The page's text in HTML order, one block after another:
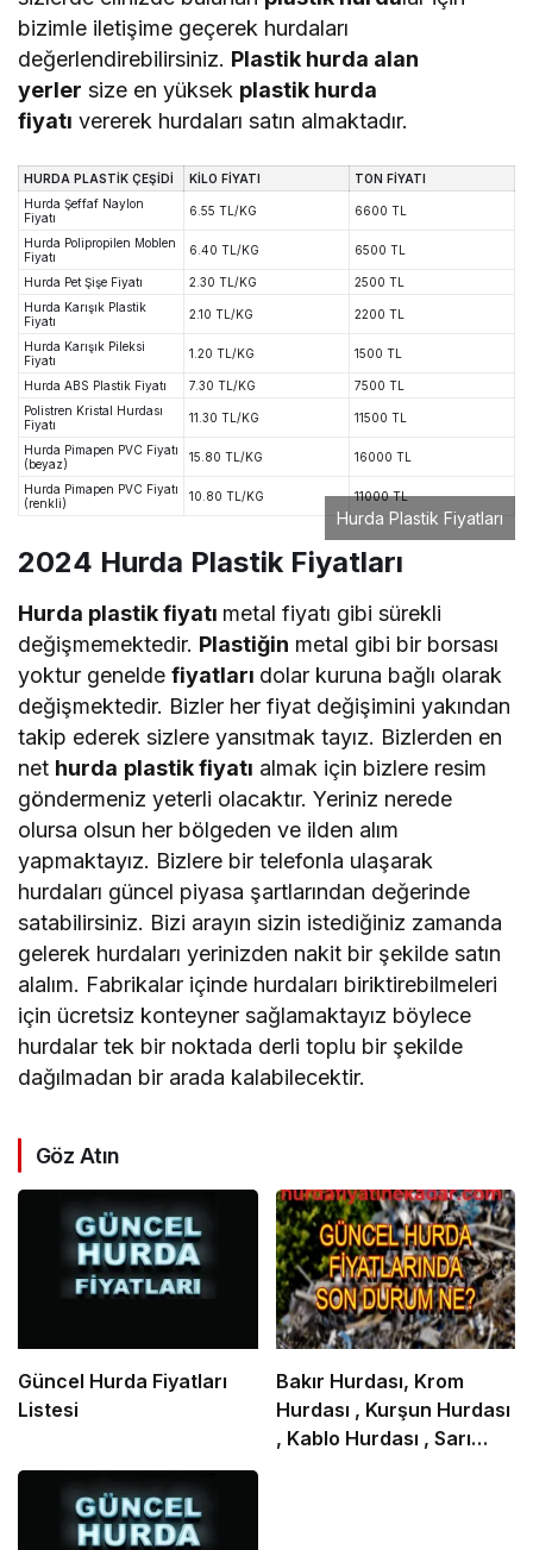
bizimle iletişime geçerek hurdaları
değerlendirebilirsiniz. Plastik hurda alan
yerler size en yüksek plastik hurda
fiyatı vererek hurdaları satın almaktadır.
HURDA PLASTİK ÇEŞİDİ KİLO FİYATI
TON FİYATI
Hurda Şeffaf Naylon
Fiyatı
6.55 TL/KG 6600 TL
Hurda Polipropilen Moblen
Fiyatı
6.40 TL/KG 6500 TL
Hurda Pet Şişe Fiyatı 2.30 TL/KG
2500 TL
Hurda Karışık Plastik
Fiyatı
2.10 TL/KG 2200 TL
Hurda Karışık Pileksi
Fiyatı
1.20 TL/KG 1500 TL
Hurda ABS Plastik Fiyatı 7.30 TL/KG
7500 TL
Polistren Kristal Hurdası
Fiyatı
11.30 TL/KG 11500 TL
Hurda Pimapen PVC Fiyatı
(beyaz)
15.80 TL/KG 16000 TL
Hurda Pimapen PVC Fiyatı
(renkli)
10.80 TL/KG 11000 TL
Hurda Plastik Fiyatları
2024 Hurda Plastik Fiyatları
Hurda plastik fiyatı metal fiyatı gibi sürekli
değişmemektedir. Plastiğin metal gibi bir borsası
yoktur geneldefiyatları dolar kuruna bağlı olarak
değişmektedir. Bizler her fiyat değişimini yakından
takip ederek sizlere yansıtmak tayız. Bizlerden en
net hurda plastik fiyatı almak için bizlere resim
göndermeniz yeterli olacaktır. Yeriniz nerede
olursa olsun her bölgeden ve ilden alım
yapmaktayız. Bizlere bir telefonla ulaşarak
hurdaları güncel piyasa şartlarından değerinde
satabilirsiniz. Bizi arayın sizin istediğiniz zamanda
gelerek hurdaları yerinizden nakit bir şekilde satın
alalım. Fabrikalar içinde hurdaları biriktirebilmeleri
için ücretsiz konteyner sağlamaktayız böylece
hurdalar tek bir noktada derli toplu bir şekilde
dağılmadan bir arada kalabilecektir.
Göz Atın
Güncel Hurda Fiyatları
Listesi
Bakır Hurdası, Krom
Hurdası , Kurşun Hurdası
, Kablo Hurdası , Sarı